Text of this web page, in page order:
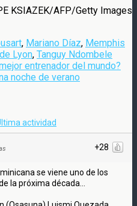
KSIAZEK/AFP/Getty Images
, Mariano Díaz, Memphis
Lyon, Tanguy Ndombele
entrenador del mundo?
noche de verano
actividad
+28
se viene uno de los
la próxima década...